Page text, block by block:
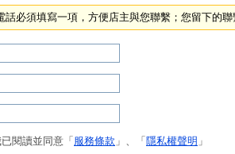
話必須填寫一項，方便店主與您聯繫；您留下的
閱讀並同意「 服務條款 」、「 隱私權聲明 」